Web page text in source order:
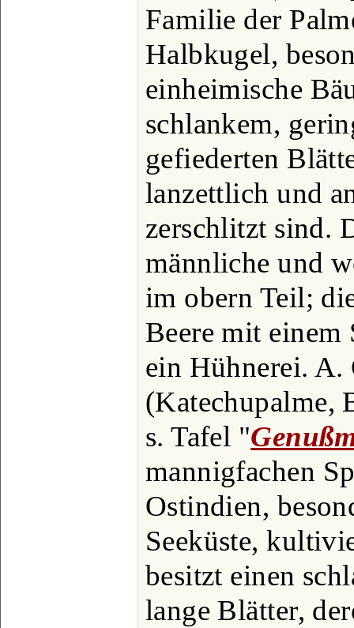
Familie der
Halbkugel,
einheimische
schlankem,
gefiederten
lanzettlich und
zerschlitzt sind.
männliche und
im obern Teil;
Beere mit einem
ein Hühnerei.
(Katechupalme,
s. Tafel "
mannigfachen
Ostindien,
Seeküste,
besitzt einen
lange Blätter,